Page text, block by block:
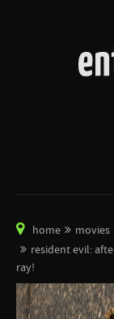
home movies
resident evil:
ray!